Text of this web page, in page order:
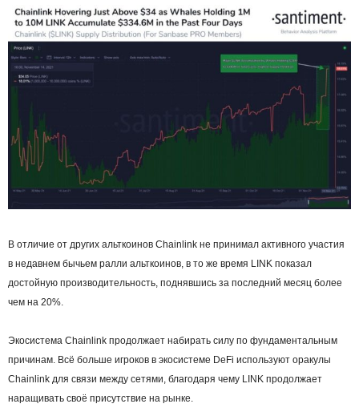
В отличие от других альткоинов Chainlink не принимал активного участия
в недавнем бычьем ралли альткоинов, в то же время LINK показал
достойную производительность, поднявшись за последний месяц более
чем на 20%.
Экосистема Chainlink продолжает набирать силу по фундаментальным
причинам. Всё больше игроков в экосистеме DeFi используют оракулы
Chainlink для связи между сетями, благодаря чему LINK продолжает
наращивать своё присутствие на рынке.